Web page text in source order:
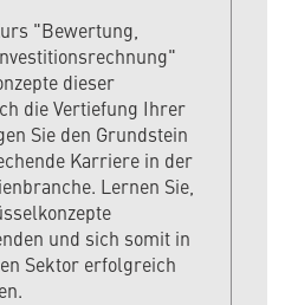
"Bewertung,
dieser
die Vertiefung Ihrer
Sie den Grundstein
Karriere in der
Lernen Sie,
und sich somit in
Sektor erfolgreich